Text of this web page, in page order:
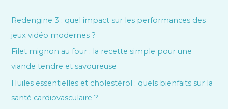
Redengine 3 : quel impact sur les performances des
jeux vidéo modernes ?
Filet mignon au four : la recette simple pour une
viande tendre et savoureuse
Huiles essentielles et cholestérol : quels bienfaits sur la
santé cardiovasculaire ?